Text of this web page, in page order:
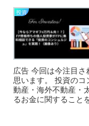
投資
広告 今回は今注目さ
思います。 投資の
動産・海外不動産・
るお金に関すること